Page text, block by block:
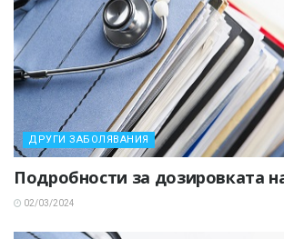
ДРУГИ ЗАБОЛЯВАНИЯ
Подробности за дозировката
02/03/2024